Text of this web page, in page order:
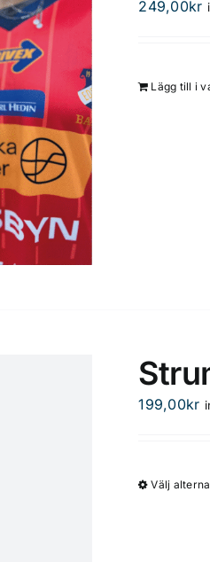
249,00kr
Lägg till i
199,00kr
Välj